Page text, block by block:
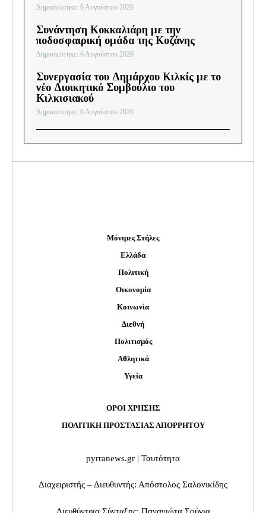
Δημοσιεύτηκε: 6 Αυγούστου 2026
Συνάντηση Κοκκαλιάρη με την
ποδοσφαιρική ομάδα της Κοζάνης
Δημοσιεύτηκε: 6 Αυγούστου 2026
Συνεργασία του Δημάρχου Κιλκίς με το
νέο Διοικητικό Συμβούλιο του
Κιλκισιακού
Δημοσιεύτηκε: 6 Αυγούστου 2026
Μόνιμες Στήλες
Ελλάδα
Πολιτική
Οικονομία
Κοινωνία
Διεθνή
Πολιτισμός
Αθλητικά
Υγεία
ΟΡΟΙ ΧΡΗΣΗΣ
ΠΟΛΙΤΙΚΗ ΠΡΟΣΤΑΣΙΑΣ ΑΠΟΡΡΗΤΟΥ
pyrranews.gr | Ταυτότητα
Διαχειριστής – Διευθυντής: Απόστολος Σαλονικίδης